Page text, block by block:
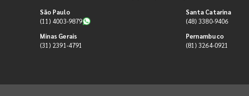
São Paulo
(11) 4003-9879
Minas Gerais
(31) 2391-4791
Santa Catarina
(48) 3380-9406
Pernambuco
(81) 3264-0921